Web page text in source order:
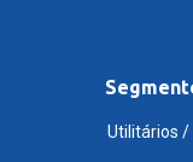
Utilitários /